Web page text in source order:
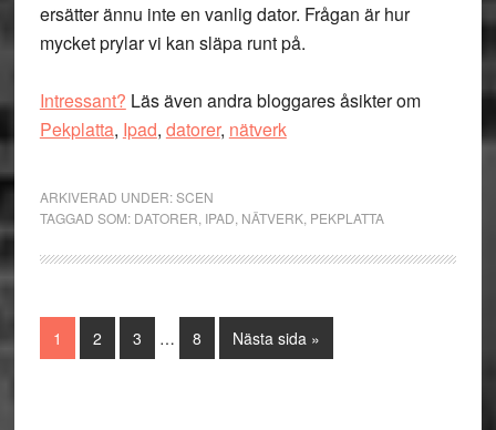
ersätter ännu inte en vanlig dator. Frågan är hur
mycket prylar vi kan släpa runt på.
Intressant? Läs även andra bloggares åsikter om
Pekplatta, Ipad, datorer, nätverk
ARKIVERAD UNDER:SCEN
TAGGAD SOM: DATORER IPAD NÄTVERK, PEKPLATTA
Sida
1 Sida
2 Sida
3
Interimistiska
… Sida
8
Go
to
Nästa sida »